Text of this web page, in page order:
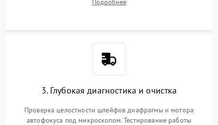
линзовых групп для сохранения заводской центровки при
Подробнее
3. Глубокая диагностика и очистка
Проверка целостности шлейфов диафрагмы и мотора
автофокуса под микроскопом. Тестирование работы